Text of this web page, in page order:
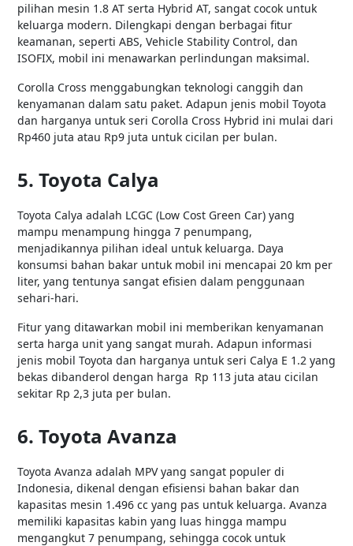
pilihan mesin 1.8 AT serta Hybrid AT, sangat cocok untuk
keluarga modern. Dilengkapi dengan berbagai fitur
keamanan, seperti ABS, Vehicle Stability Control, dan
ISOFIX, mobil ini menawarkan perlindungan maksimal.
Corolla Cross menggabungkan teknologi canggih dan
kenyamanan dalam satu paket. Adapun jenis mobil Toyota
dan harganya untuk seri Corolla Cross Hybrid ini mulai dari
Rp460 juta atau Rp9 juta untuk cicilan per bulan.
5. Toyota Calya
Toyota Calya adalah LCGC (Low Cost Green Car) yang
mampu menampung hingga 7 penumpang,
menjadikannya pilihan ideal untuk keluarga. Daya
konsumsi bahan bakar untuk mobil ini mencapai 20 km per
liter, yang tentunya sangat efisien dalam penggunaan
sehari-hari.
Fitur yang ditawarkan mobil ini memberikan kenyamanan
serta harga unit yang sangat murah. Adapun informasi
jenis mobil Toyota dan harganya untuk seri Calya E 1.2 yang
bekas dibanderol dengan harga Rp 113 juta atau cicilan
sekitar Rp 2,3 juta per bulan.
6. Toyota Avanza
Toyota Avanza adalah MPV yang sangat populer di
Indonesia, dikenal dengan efisiensi bahan bakar dan
kapasitas mesin 1.496 cc yang pas untuk keluarga. Avanza
memiliki kapasitas kabin yang luas hingga mampu
mengangkut 7 penumpang, sehingga cocok untuk